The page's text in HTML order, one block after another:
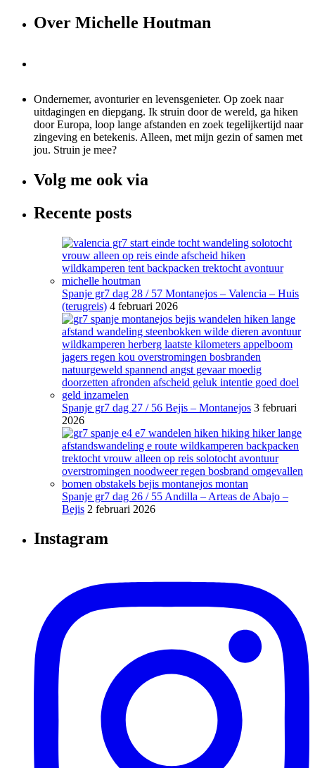
Over Michelle Houtman
Ondernemer, avonturier en levensgenieter. Op zoek naar
uitdagingen en diepgang. Ik struin door de wereld, ga hiken
door Europa, loop lange afstanden en zoek tegelijkertijd naar
zingeving en betekenis. Alleen, met mijn gezin of samen met
jou. Struin je mee?
Volg me ook via
Recente posts
Spanje gr7 dag 28 / 57 Montanejos – Valencia – Huis
(terugreis) 4 februari 2026
Spanje gr7 dag 27 / 56 Bejis – Montanejos 3 februari
2026
Spanje gr7 dag 26 / 55 Andilla – Arteas de Abajo –
Bejis 2 februari 2026
Instagram